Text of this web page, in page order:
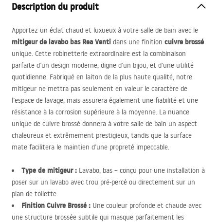
Description du produit
Apportez un éclat chaud et luxueux à votre salle de bain avec le
mitigeur de lavabo bas Rea Venti dans une finition cuivre brossé
unique. Cette robinetterie extraordinaire est la combinaison
parfaite d’un design moderne, digne d’un bijou, et d’une utilité
quotidienne. Fabriqué en laiton de la plus haute qualité, notre
mitigeur ne mettra pas seulement en valeur le caractère de
l’espace de lavage, mais assurera également une fiabilité et une
résistance à la corrosion supérieure à la moyenne. La nuance
unique de cuivre brossé donnera à votre salle de bain un aspect
chaleureux et extrêmement prestigieux, tandis que la surface
mate facilitera le maintien d’une propreté impeccable.
Type de mitigeur : Lavabo, bas – conçu pour une installation à
poser sur un lavabo avec trou pré-percé ou directement sur un
plan de toilette.
Finition Cuivre Brossé : Une couleur profonde et chaude avec
une structure brossée subtile qui masque parfaitement les